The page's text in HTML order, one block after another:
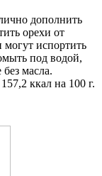
дополнить
орехи от
могут испортить
под водой,
масла.
ккал на 100 г.